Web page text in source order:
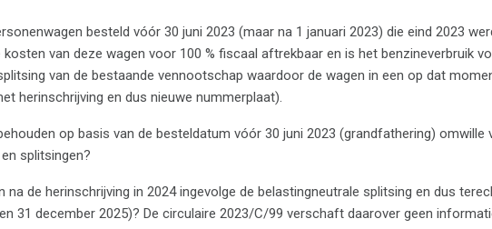
besteld vóór 30 juni 2023 (maar na 1 januari 2023) die eind 2023
van deze wagen voor 100 % fiscaal aftrekbaar en is het benzineverbruik
van de bestaande vennootschap waardoor de wagen in een op dat
herinschrijving en dus nieuwe nummerplaat).
op basis van de besteldatum vóór 30 juni 2023 (grandfathering) omwille
splitsingen?
de herinschrijving in 2024 ingevolge de belastingneutrale splitsing en dus
31 december 2025)? De circulaire 2023/C/99 verschaft daarover geen